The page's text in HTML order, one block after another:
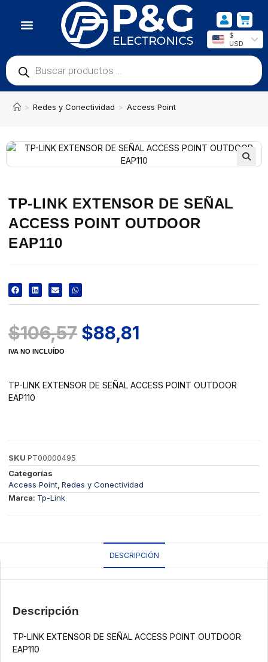
$
USD
> Redes y Conectividad > Access Point
TP-LINK EXTENSOR DE SEÑAL
ACCESS POINT OUTDOOR
EAP110
$106,57 $88,81
IVA NO INCLUÍDO
TP-LINK EXTENSOR DE SEÑAL ACCESS POINT OUTDOOR
EAP110
SKU PT00000495
Categorías
Access Point Redes y Conectividad
Marca: Tp-Link
DESCRIPCIÓN
Descripción
TP-LINK EXTENSOR DE SEÑAL ACCESS POINT OUTDOOR
EAP110